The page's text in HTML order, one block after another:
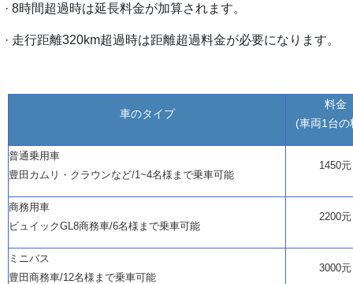
· 8時間超過時は延長料金が加算されます。
· 走行距離320km超過時は距離超過料金が必要になります。
車のタイプ
料金
(車両1台の
普通乗用車
豊田カムリ・クラウンなど/1~4名様まで乗車可能
1450元
商務用車
ビュイックGL8商務車/6名様まで乗車可能
2200元
ミニバス
豊田商務車/12名様まで乗車可能
3000元